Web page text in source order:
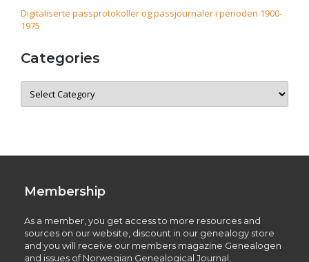
Digitaliserte passprotokoller og passjournaler i perioden 1900-
1975
Categories
Categories
Membership
As a member, you get access to more resources and
sources on our website, discount in our genealogy store
and you will receive our members magazine Genealogen
and issues of Norwegian Genealogical Journal.